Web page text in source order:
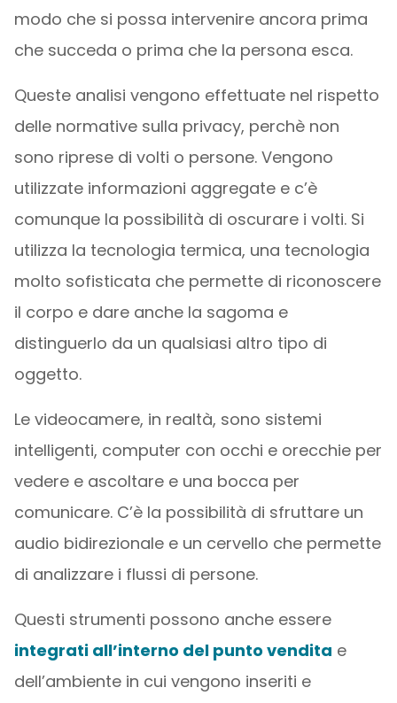
modo che si possa intervenire ancora prima
che succeda o prima che la persona esca.
Queste analisi vengono effettuate nel rispetto
delle normative sulla privacy, perchè non
sono riprese di volti o persone. Vengono
utilizzate informazioni aggregate e c’è
comunque la possibilità di oscurare i volti. Si
utilizza la tecnologia termica, una tecnologia
molto sofisticata che permette di riconoscere
il corpo e dare anche la sagoma e
distinguerlo da un qualsiasi altro tipo di
oggetto.
Le videocamere, in realtà, sono sistemi
intelligenti, computer con occhi e orecchie per
vedere e ascoltare e una bocca per
comunicare. C’è la possibilità di sfruttare un
audio bidirezionale e un cervello che permette
di analizzare i flussi di persone.
Questi strumenti possono anche essere
integrati all’interno del punto vendita e
dell’ambiente in cui vengono inseriti e